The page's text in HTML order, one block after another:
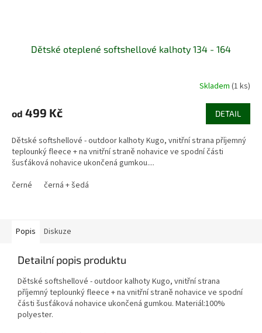
Dětské oteplené softshellové kalhoty 134 - 164
Skladem (1 ks)
od 499 Kč DETAIL
Dětské softshellové - outdoor kalhoty Kugo, vnitřní strana příjemný
teplounký fleece + na vnitřní straně nohavice ve spodní části
šusťáková nohavice ukončená gumkou....
černé
černá + šedá
Popis Diskuze
Detailní popis produktu
Dětské softshellové - outdoor kalhoty Kugo, vnitřní strana
příjemný teplounký fleece + na vnitřní straně nohavice ve spodní
části šusťáková nohavice ukončená gumkou. Materiál:100%
polyester.